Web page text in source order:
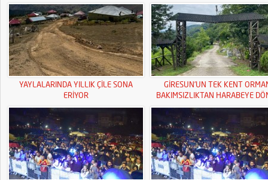
YAYLALARINDA YILLIK ÇİLE SONA
ERİYOR
GİRESUN’UN TEK KENT
BAKIMSIZLIKTAN HARABEYE